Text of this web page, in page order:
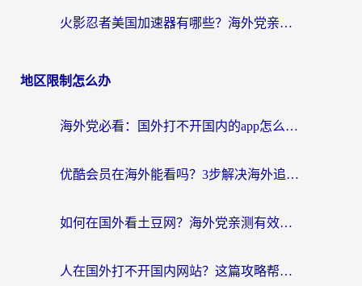
火影忍者美国加速器有哪些？海外党亲测的国服游戏加速全攻略（含菲律宾玩三国之刃守望黎明技巧）
地区限制怎么办
海外党必看：国外打不开国内的app怎么办？3步解决你的乡愁
优酷会员在海外能看吗？3步解决海外追剧难题，附实测好用加速器推荐
如何在国外看土豆网？海外党亲测有效的追剧加速器选择指南
人在国外打不开国内网站？这篇攻略帮你无缝解锁国内资源（附交管12123使用技巧）